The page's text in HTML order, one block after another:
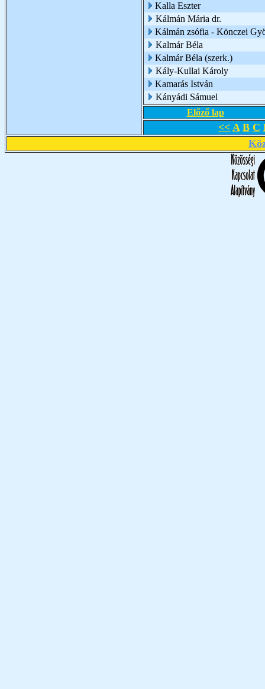
Kalla Eszter
Kálmán Mária dr.
Kálmán zsófia - Könczei
Kalmár Béla
Kalmár Béla (szerk.)
Kály-Kullai Károly
Kamarás István
Kányádi Sámuel
Előző lap
<< A B C